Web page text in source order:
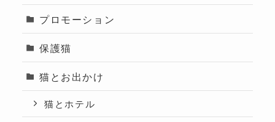
プロモーション
保護猫
猫とお出かけ
猫とホテル